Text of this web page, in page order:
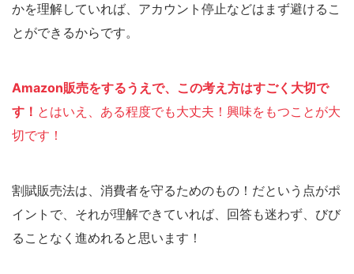
かを理解していれば、アカウント停止などはまず避けるこ
とができるからです。
Amazon販売をするうえで、この考え方はすごく大切で
す！ とはいえ、ある程度でも大丈夫！興味をもつことが大
切です！
割賦販売法は、消費者を守るためのもの！だという点がポ
イントで、それが理解できていれば、回答も迷わず、びび
ることなく進めれると思います！